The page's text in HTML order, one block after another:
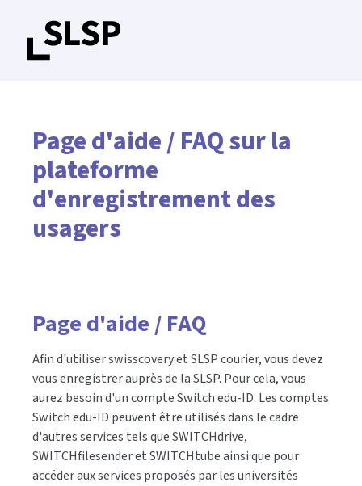
Page d'aide / FAQ sur la
plateforme
d'enregistrement des
usagers
Page d'aide / FAQ
Afin d'utiliser swisscovery et SLSP courier, vous devez
vous enregistrer auprès de la SLSP. Pour cela, vous
aurez besoin d'un compte Switch edu-ID. Les comptes
Switch edu-ID peuvent être utilisés dans le cadre
d'autres services tels que SWITCHdrive,
SWITCHfilesender et SWITCHtube ainsi que pour
accéder aux services proposés par les universités